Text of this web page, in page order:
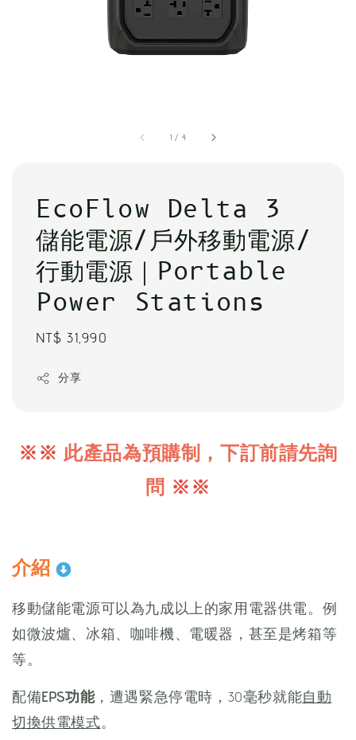
1 / 4
EcoFlow Delta 3
儲能電源/戶外移動電源/
行動電源｜Portable
Power Stations
Regular
NT$ 31,990
分享
※※此產品為預購制，下訂前請先詢
問 ※※
介紹
移動儲能電源可以為九成以上的家用電器供電。例
如微波爐、冰箱、咖啡機、電暖器，甚至是烤箱等
等。
配備EPS功能，遭遇緊急停電時，30毫秒就能自動
切換供電模式。